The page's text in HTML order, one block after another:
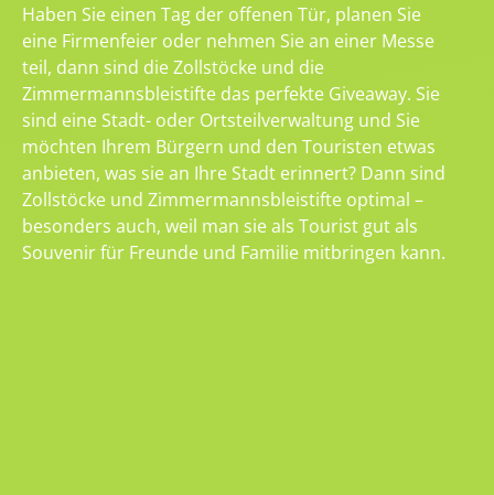
Haben Sie einen Tag der offenen Tür, planen Sie
eine Firmenfeier oder nehmen Sie an einer Messe
teil, dann sind die Zollstöcke und die
Zimmermannsbleistifte das perfekte Giveaway. Sie
sind eine Stadt- oder Ortsteilverwaltung und Sie
möchten Ihrem Bürgern und den Touristen etwas
anbieten, was sie an Ihre Stadt erinnert? Dann sind
Zollstöcke und Zimmermannsbleistifte optimal –
besonders auch, weil man sie als Tourist gut als
Souvenir für Freunde und Familie mitbringen kann.